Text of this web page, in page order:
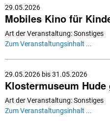
29.05.2026
Mobiles Kino für
Art der Veranstaltung: Sonstiges
Zum Veranstaltungsinhalt ...
29.05.2026 bis 31.05.2026
Klostermuseum Hude
Art der Veranstaltung: Sonstiges
Zum Veranstaltungsinhalt ...